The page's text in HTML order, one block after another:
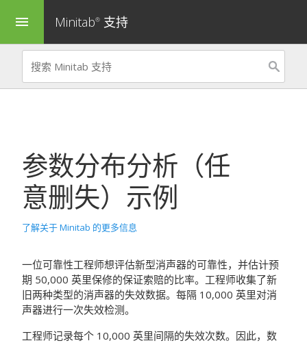
menu Minitab® 支持
参数分布分析（任
意删失） 示例
了解关于 Minitab 的更多信息
一位可靠性工程师想评估新型消声器的可靠性，并估计预
期 50,000 英里保修的保证索赔的比率。工程师收集了新
旧两种类型的消声器的失效数据。每隔 10,000 英里对消
声器进行一次失效检测。
工程师记录每个 10,000 英里间隔的失效次数。因此，数